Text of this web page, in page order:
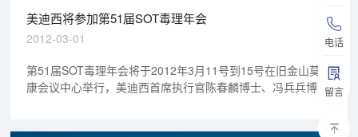
电话
留言
美迪西将参加第51届SOT毒理年会
2012-03-01
第51届SOT毒理年会将于2012年3月11号到15号在旧金山莫斯
康会议中心举行，美迪西首席执行官陈春麟博士、冯兵兵博